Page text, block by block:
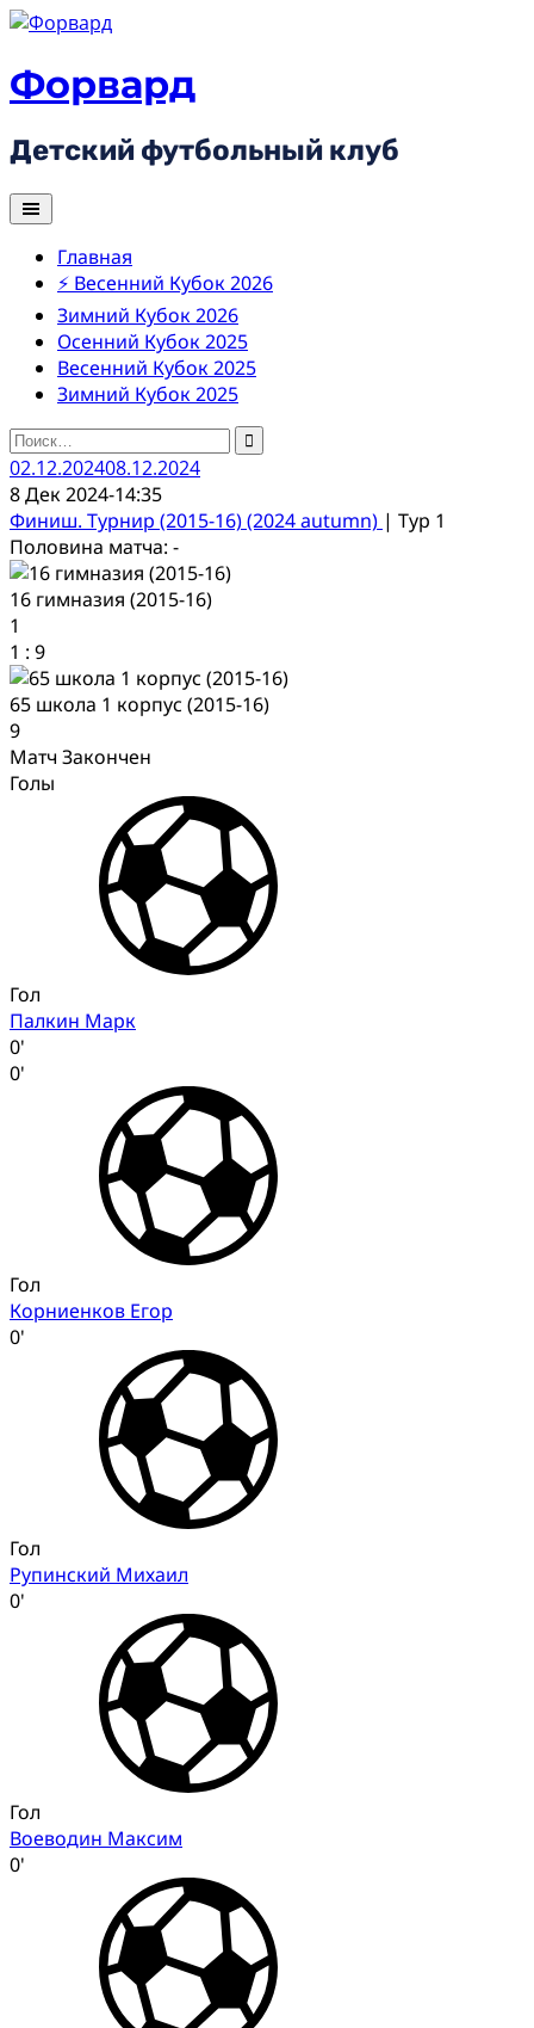
Skip
content
Форвард
Детский футбольный клуб
Главная
⚡ Весенний Кубок 2026
Зимний Кубок 2026
Осенний Кубок 2025
Весенний Кубок 2025
Зимний Кубок 2025
Найти:
02.12.202408.12.2024
8 Дек 2024-14:35
Финиш. Турнир (2015-16) (2024 autumn) | Тур 1
Половина матча: -
16 гимназия (2015-16)
1
1 : 9
65 школа 1 корпус (2015-16)
9
Матч Закончен
Голы
Гол
Палкин Марк
0'
0'
Гол
Корниенков Егор
0'
Гол
Рупинский Михаил
0'
Гол
Воеводин Максим
0'